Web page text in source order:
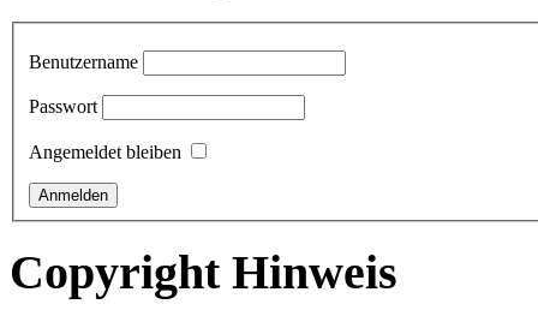
Benutzername
Passwort
Angemeldet bleiben
Copyright Hinweis